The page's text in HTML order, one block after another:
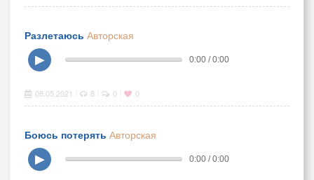
Разлетаюсь Авторская
▶
0:00 / 0:00
08.05.2021 8 0 0
Боюсь потерять Авторская
▶
0:00 / 0:00